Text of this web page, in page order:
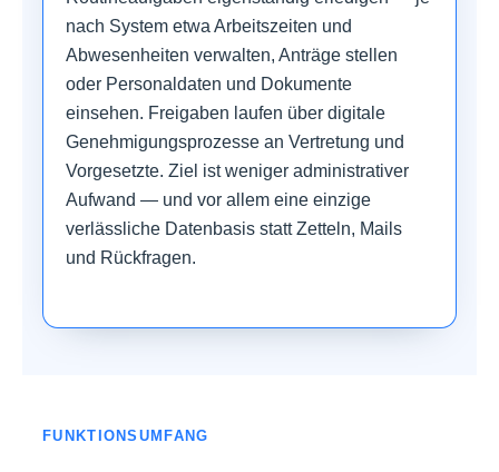
nach System etwa Arbeitszeiten und
Abwesenheiten verwalten, Anträge stellen
oder Personaldaten und Dokumente
einsehen. Freigaben laufen über digitale
Genehmigungsprozesse an Vertretung und
Vorgesetzte. Ziel ist weniger administrativer
Aufwand — und vor allem eine einzige
verlässliche Datenbasis statt Zetteln, Mails
und Rückfragen.
FUNKTIONSUMFANG